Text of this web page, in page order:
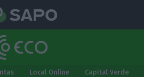
Local Online Capital Verde